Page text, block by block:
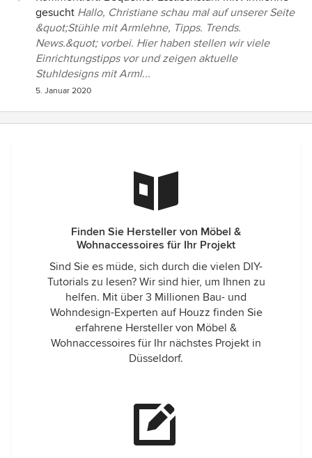
gesucht Hallo, Christiane schau mal auf unserer Seite
&quot;Stühle mit Armlehne, Tipps. Trends.
News.&quot; vorbei. Hier haben stellen wir viele
Einrichtungstipps vor und zeigen aktuelle
Stuhldesigns mit Arml...
5. Januar 2020
Finden Sie Hersteller von Möbel &
Wohnaccessoires für Ihr Projekt
Sind Sie es müde, sich durch die vielen DIY-
Tutorials zu lesen? Wir sind hier, um Ihnen zu
helfen. Mit über 3 Millionen Bau- und
Wohndesign-Experten auf Houzz finden Sie
erfahrene Hersteller von Möbel &
Wohnaccessoires für Ihr nächstes Projekt in
Düsseldorf.